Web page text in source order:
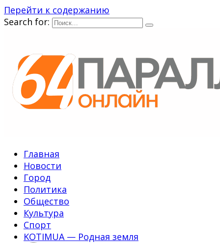
Перейти к содержанию
Search for:
Главная
Новости
Город
Политика
Общество
Культура
Спорт
KOTIMUA — Родная земля